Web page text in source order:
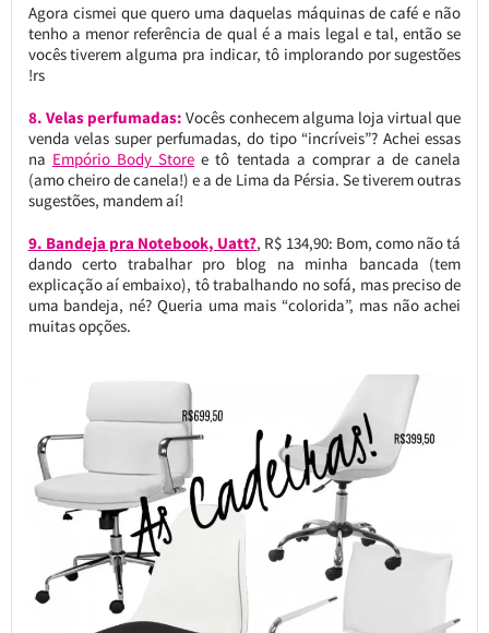
Agora cismei que quero uma daquelas máquinas de café e não
tenho a menor referência de qual é a mais legal e tal, então se
vocês tiverem alguma pra indicar, tô implorando por sugestões
!rs
8. Velas perfumadas: Vocês conhecem alguma loja virtual que
venda velas super perfumadas, do tipo “incríveis”? Achei essas
na Empório Body Store e tô tentada a comprar a de canela
(amo cheiro de canela!) e a de Lima da Pérsia. Se tiverem outras
sugestões, mandem aí!
9. Bandeja pra Notebook, Uatt?, R$ 134,90: Bom, como não tá
dando certo trabalhar pro blog na minha bancada (tem
explicação aí embaixo), tô trabalhando no sofá, mas preciso de
uma bandeja, né? Queria uma mais “colorida”, mas não achei
muitas opções.